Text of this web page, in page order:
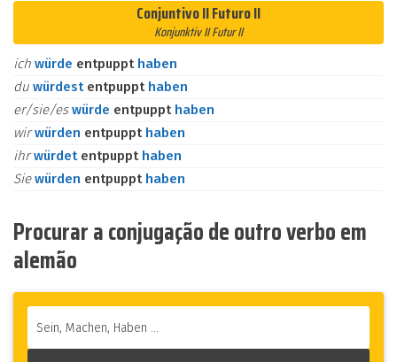
Conjuntivo II Futuro II
Konjunktiv II Futur II
ich würde entpuppt haben
du würdest entpuppt haben
er/sie/eswürde entpuppt haben
wirwürden entpuppt haben
ihrwürdet entpuppt haben
Siewürden entpuppt haben
Procurar a conjugação de outro verbo em
alemão